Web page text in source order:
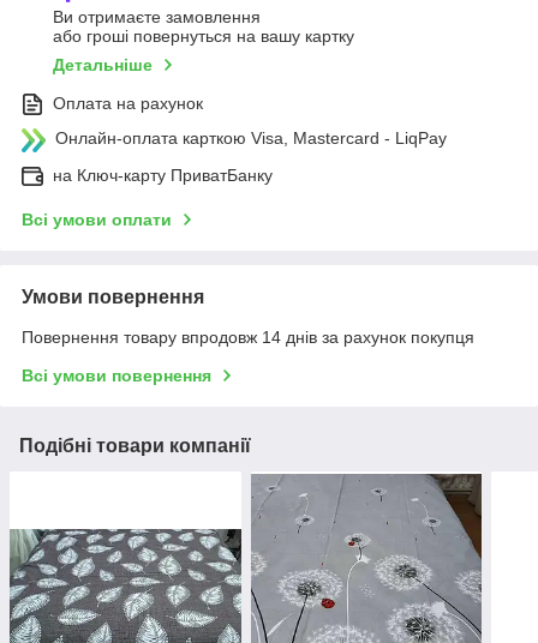
Ви отримаєте замовлення
або гроші повернуться на вашу картку
Детальніше
Оплата на рахунок
Онлайн-оплата карткою Visa, Mastercard - LiqPay
на Ключ-карту ПриватБанку
Всі умови оплати
Умови повернення
Повернення товару впродовж 14 днів за рахунок покупця
Всі умови повернення
Подібні товари компанії